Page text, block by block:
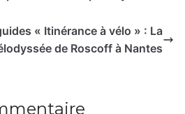
« Itinérance à vélo » : La
de Roscoff à Nantes